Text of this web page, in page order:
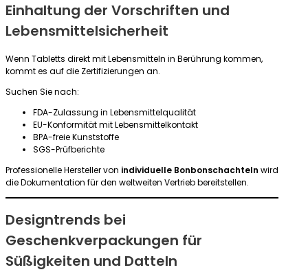
Einhaltung der Vorschriften und
Lebensmittelsicherheit
Wenn Tabletts direkt mit Lebensmitteln in Berührung kommen,
kommt es auf die Zertifizierungen an.
Suchen Sie nach:
FDA-Zulassung in Lebensmittelqualität
EU-Konformität mit Lebensmittelkontakt
BPA-freie Kunststoffe
SGS-Prüfberichte
Professionelle Hersteller von individuelle Bonbonschachteln wird
die Dokumentation für den weltweiten Vertrieb bereitstellen.
Designtrends bei
Geschenkverpackungen für
Süßigkeiten und Datteln